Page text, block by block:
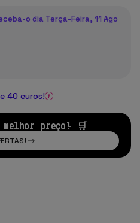
o dia Terça-Feira, 11 Ago
40 euros!
preço! 🛒